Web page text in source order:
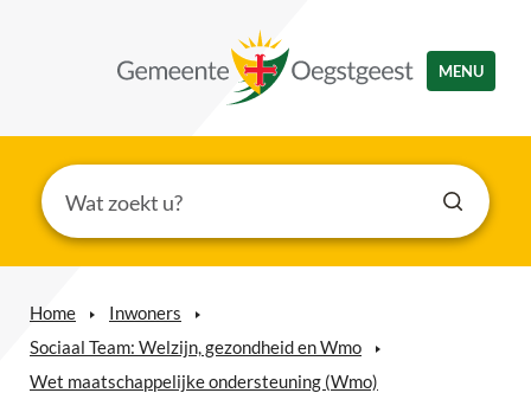
MENU
Home
Inwoners
Sociaal Team: Welzijn, gezondheid en Wmo
Wet maatschappelijke ondersteuning (Wmo)